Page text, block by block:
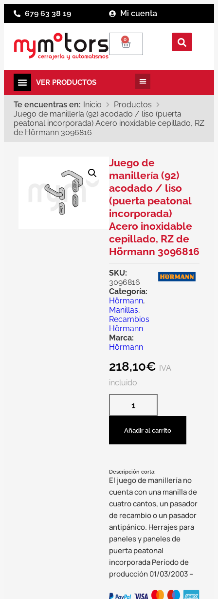
679 63 38 19 Mi cuenta
0
Te encuentras en: Inicio
Productos
Juego de manillería (92) acodado / liso (puerta
peatonal incorporada) Acero inoxidable cepillado, RZ
de Hörmann 3096816
Juego de
manillería (92)
acodado / liso
(puerta peatonal
incorporada)
Acero inoxidable
cepillado, RZ de
Hörmann 3096816
SKU:
3096816
Categoría:
Hörmann,
Manillas,
Recambios
Hörmann
Marca:
Hörmann
218,10€ IVA
incluido
Añadir al carrito
Descripción corta:
El juego de manillería no
cuenta con una manilla de
cuatro cantos, un pasador
de recambio o un pasador
antipánico. Herrajes para
paneles y paneles de
puerta peatonal
incorporada Período de
producción 01/03/2003 –